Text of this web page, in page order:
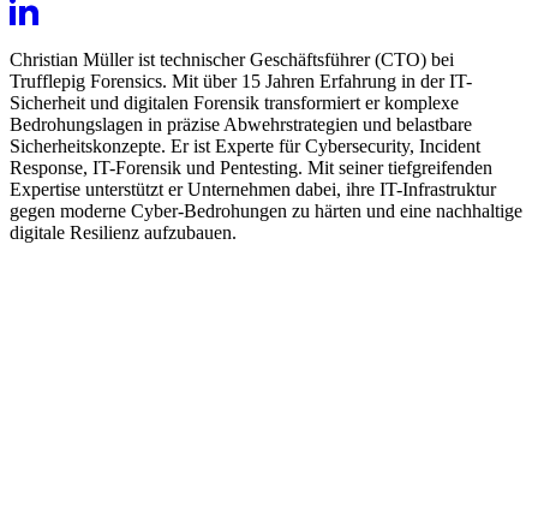
Christian Müller ist technischer Geschäftsführer (CTO) bei
Trufflepig Forensics. Mit über 15 Jahren Erfahrung in der IT-
Sicherheit und digitalen Forensik transformiert er komplexe
Bedrohungslagen in präzise Abwehrstrategien und belastbare
Sicherheitskonzepte. Er ist Experte für Cybersecurity, Incident
Response, IT-Forensik und Pentesting. Mit seiner tiefgreifenden
Expertise unterstützt er Unternehmen dabei, ihre IT-Infrastruktur
gegen moderne Cyber-Bedrohungen zu härten und eine nachhaltige
digitale Resilienz aufzubauen.